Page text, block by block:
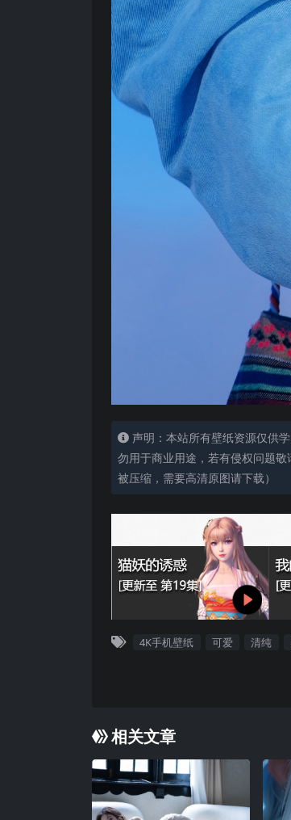
声明：本站所有壁纸资源仅供
勿用于商业用途，若有侵权问题
被压缩，需要高清原图请下载）
4K手机壁纸 可爱 清纯
相关文章